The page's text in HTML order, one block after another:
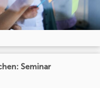
Seminar